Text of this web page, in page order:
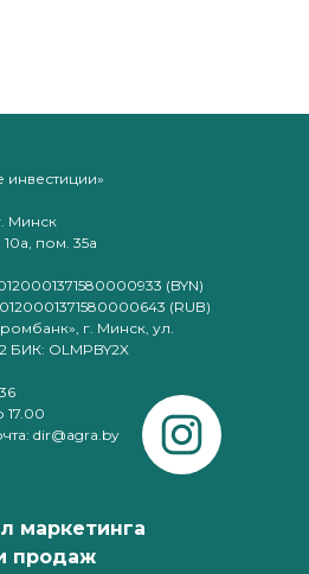
Минск
пом. 35а
(BYN)
(RUB)
г. Минск, ул.
БИК: OLMPBY2X
17.00
dir@agra.by
маркетинга
продаж